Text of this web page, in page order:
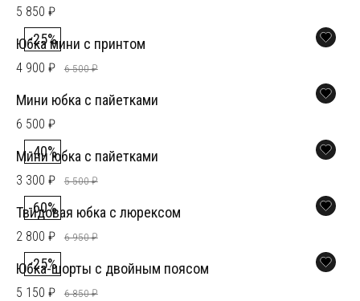
5 850 ₽
-25%
Юбка мини с принтом
4 900 ₽ 6 500 ₽
Мини юбка с пайетками
6 500 ₽
-40%
Мини юбка с пайетками
3 300 ₽ 5 500 ₽
-60%
Твидовая юбка с люрексом
2 800 ₽ 6 950 ₽
-25%
Юбка-шорты с двойным поясом
5 150 ₽ 6 850 ₽